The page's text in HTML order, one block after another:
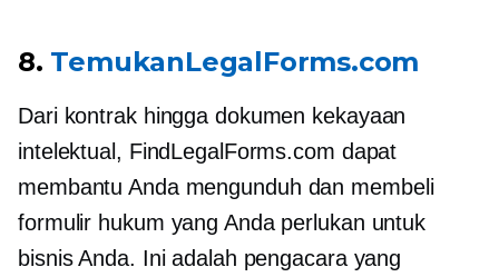
8. TemukanLegalForms.com
Dari kontrak hingga dokumen kekayaan
intelektual, FindLegalForms.com dapat
membantu Anda mengunduh dan membeli
formulir hukum yang Anda perlukan untuk
bisnis Anda. Ini adalah pengacara yang